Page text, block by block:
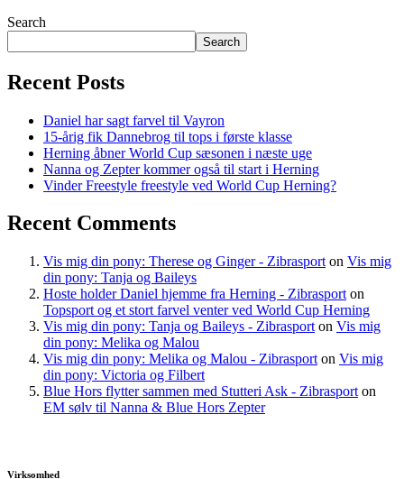
Search
Search
Recent Posts
Daniel har sagt farvel til Vayron
15-årig fik Dannebrog til tops i første klasse
Herning åbner World Cup sæsonen i næste uge
Nanna og Zepter kommer også til start i Herning
Vinder Freestyle freestyle ved World Cup Herning?
Recent Comments
Vis mig din pony: Therese og Ginger - Zibrasport on Vis mig
din pony: Tanja og Baileys
Hoste holder Daniel hjemme fra Herning - Zibrasport on
Topsport og et stort farvel venter ved World Cup Herning
Vis mig din pony: Tanja og Baileys - Zibrasport on Vis mig
din pony: Melika og Malou
Vis mig din pony: Melika og Malou - Zibrasport on Vis mig
din pony: Victoria og Filbert
Blue Hors flytter sammen med Stutteri Ask - Zibrasport on
EM sølv til Nanna & Blue Hors Zepter
Virksomhed